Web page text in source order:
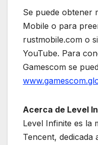
Se puede obtener
Mobile o para
rustmobile.com o
YouTube. Para
Gamescom se
Acerca de Level
Level Infinite es la
Tencent, dedicada